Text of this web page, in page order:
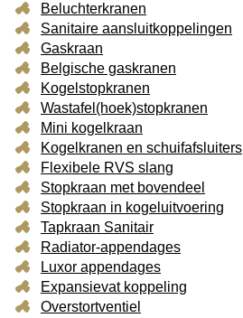
Beluchterkranen
Sanitaire aansluitkoppelingen
Gaskraan
Belgische gaskranen
Kogelstopkranen
Wastafel(hoek)stopkranen
Mini kogelkraan
Kogelkranen en schuifafsluiters
Flexibele RVS slang
Stopkraan met bovendeel
Stopkraan in kogeluitvoering
Tapkraan Sanitair
Radiator-appendages
Luxor appendages
Expansievat koppeling
Overstortventiel